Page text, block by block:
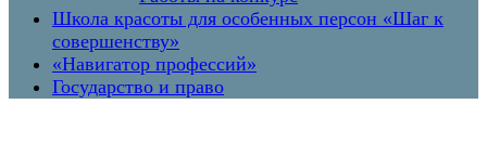
Школа красоты для особенных персон «Шаг к
совершенству»
«Навигатор профессий»
Государство и право